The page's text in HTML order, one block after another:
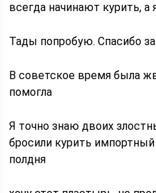
всегда начинают курить,
Тады попробую. Спасибо
В советское время была
помогла
Я точно знаю двоих
бросили курить
полдня